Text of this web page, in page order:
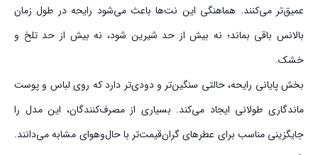
عمیق‌تر می‌کنند. هماهنگی این نت‌ها باعث می‌شود رایحه در طول زمان
بالانس باقی بماند؛ نه بیش از حد شیرین شود، نه بیش از حد تلخ و
خشک.
بخش پایانی رایحه، حالتی سنگین‌تر و دودی‌تر دارد که روی لباس و پوست
ماندگاری طولانی ایجاد می‌کند. بسیاری از مصرف‌کنندگان، این مدل را
جایگزینی مناسب برای عطرهای گران‌قیمت‌تر با حال‌وهوای مشابه می‌دانند.